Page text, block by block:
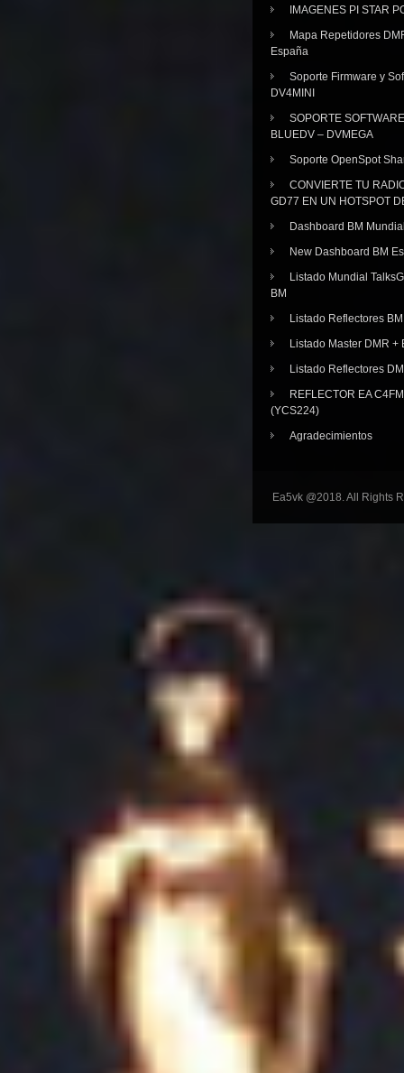
IMAGENES PI STAR
Mapa Repetidores
España
Soporte Firmware y
DV4MINI
SOPORTE SOFTWARE
BLUEDV – DVMEGA
Soporte OpenSpot
CONVIERTE TU
GD77 EN UN HOTSPOT
Dashboard BM
New Dashboard BM
Listado Mundial
BM
Listado Reflectores BM
Listado Master DMR +
Listado Reflectores
REFLECTOR EA
(YCS224)
Agradecimientos
Ea5vk @2018. All Rights